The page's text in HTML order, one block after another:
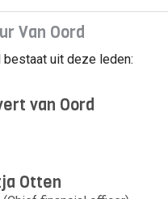
Van Oord
bestaat uit deze leden:
van Oord
Otten